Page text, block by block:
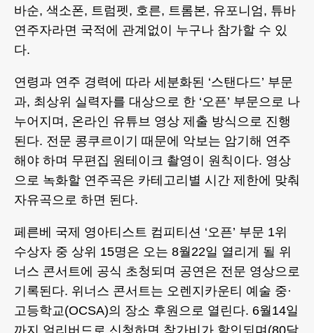
바순, 색소폰, 트럼펫, 호른, 트롬본, 유포니엄, 튜바
연주자라면 국적에 관계없이 누구나 참가할 수 있
다.
연령과 연주 경력에 따라 세분화된 ‘스탠다드’ 부문
과, 최상위 실력자를 대상으로 한 ‘오픈’ 부문으로 나
누어지며, 온라인 유튜브 영상 제출 방식으로 진행
된다. 전문 콩쿠르이기 때문에 악보는 암기해 연주
해야 하며 무편집 원테이크 촬영이 원칙이다. 영상
으로 녹화할 연주곡은 카테고리별 시간 제한에 맞춰
자유곡으로 하면 된다.
페른베 국제 영아티스트 컴피티션 ‘오픈’ 부문 1위
수상자 중 상위 15명은 오는 8월22일 열리게 될 위
너스 콘서트에 공식 초청되며 공연은 전문 영상으로
기록된다. 위너스 콘서트는 오렌지카운티 예술 중·
고등학교(OCSA)의 장소 후원으로 열린다. 6월14일